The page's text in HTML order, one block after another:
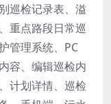
巡检记录表、溢
重点路段日常巡
管理系统、PC
容、编辑巡检内
计划详情、巡检